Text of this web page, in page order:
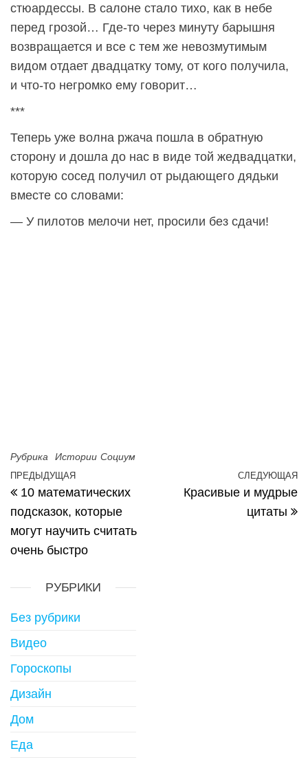
стюардессы. В салоне стало тихо, как в небе
перед грозой… Где-то через минуту барышня
возвращается и все с тем же невозмутимым
видом отдает двадцатку тому, от кого получила,
и что-то негромко ему говорит…
***
Теперь уже волна ржача пошла в обратную
сторону и дошла до нас в виде той жедвадцатки,
которую сосед получил от рыдающего дядьки
вместе со словами:
— У пилотов мелочи нет, просили без сдачи!
Рубрика Истории Социум
Навигация по записям
Предыдущая запись
ПРЕДЫДУЩАЯ
10 математических
подсказок, которые
могут научить считать
очень быстро
СЛЕДУЮЩАЯ
Красивые и мудрые
цитаты
РУБРИКИ
Без рубрики
Видео
Гороскопы
Дизайн
Дом
Еда